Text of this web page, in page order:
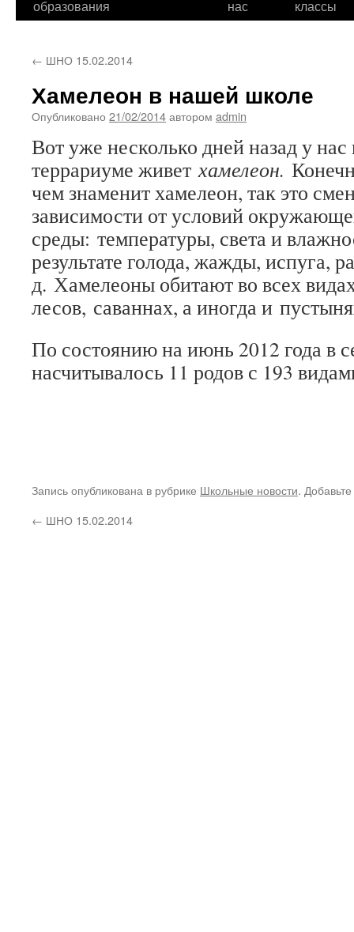
образования
нас
классы
← ШНО 15.02.2014
Хамелеон в нашей школе
Опубликовано 21/02/2014автором admin
Вот уже несколько дней назад у
террариуме живетхамелеон.
чем знаменит хамелеон, так это
зависимости от условий
среды: температуры, света и
результате голода, жажды, испуга,
д. Хамелеоны обитают во всех
лесов, саваннах, а иногда и
По состоянию на июнь 2012 года в
насчитывалось 11 родов с 193
Запись опубликована в рубрике Школьные новости.
← ШНО 15.02.2014